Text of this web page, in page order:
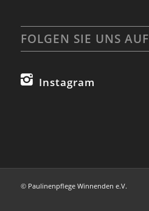
FOLGEN SIE UNS AUF
Instagram
© Paulinenpflege Winnenden e.V.